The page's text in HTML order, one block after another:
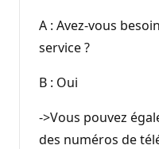
A : Avez-vous
service ?
B : Oui
->Vous pouvez
des numéros de